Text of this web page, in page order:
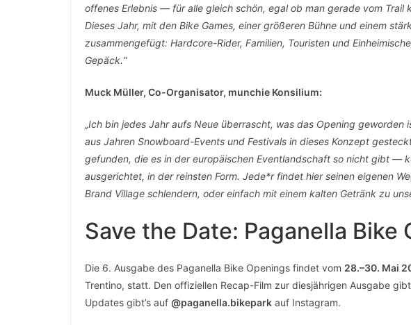
offenes Erlebnis — für alle gleich schön, egal ob man gerade vom Trail
Dieses Jahr, mit den Bike Games, einer größeren Bühne und einem
zusammengefügt: Hardcore-Rider, Familien, Touristen und
Gepäck.“
Muck Müller, Co-Organisator, munchie Konsilium:
„Ich bin jedes Jahr aufs Neue überrascht, was das Opening geworden
aus Jahren Snowboard-Events und Festivals in dieses Konzept
gefunden, die es in der europäischen Eventlandschaft so nicht gibt —
ausgerichtet, in der reinsten Form. Jede*r findet hier seinen eigenen
Brand Village schlendern, oder einfach mit einem kalten Getränk zu
Save the Date: Paganella Bike
Die 6. Ausgabe des Paganella Bike Openings findet vom 28.–30. Mai
Trentino, statt. Den offiziellen Recap-Film zur diesjährigen Ausgabe
Updates gibt’s auf @paganella.bikepark auf Instagram.